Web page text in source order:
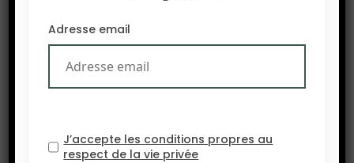
UN ÉTAT DES LIEUX DE LA PÊCHE EN EAU DOUCE EN AFRIQUE
Adresse email
J’accepte les conditions propres au
respect de la vie privée